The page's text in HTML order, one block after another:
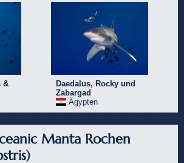
&
Daedalus, Rocky und
Zabargad
Ägypten
Manta Rochen